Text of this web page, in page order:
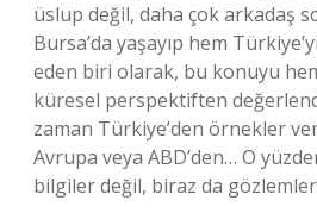
üslup değil, daha çok arkadaş
Bursa’da yaşayıp hem
eden biri olarak, bu konuyu
küresel perspektiften
zaman Türkiye’den örnekler
Avrupa veya ABD’den… O
bilgiler değil, biraz da